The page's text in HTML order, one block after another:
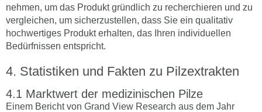
nehmen, um das Produkt gründlich zu recherchieren und zu
vergleichen, um sicherzustellen, dass Sie ein qualitativ
hochwertiges Produkt erhalten, das Ihren individuellen
Bedürfnissen entspricht.
Statistiken und Fakten zu Pilzextrakten
Marktwert der medizinischen Pilze
Einem Bericht von Grand View Research aus dem Jahr